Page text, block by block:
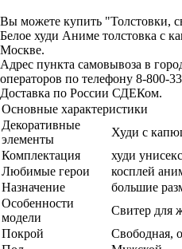
Вы можете купить "Толстовки,
Белое худи Аниме толстовка с
Москве.
Адрес пункта самовывоза в
операторов по телефону 8-800-
Доставка по России СДЕКом.
Основные характеристики
Декоративные
элементы
Худи с
Комплектация
худи
Любимые герои
косплей
Назначение
большие
Особенности
модели
Свитер для
Покрой
Свободная,